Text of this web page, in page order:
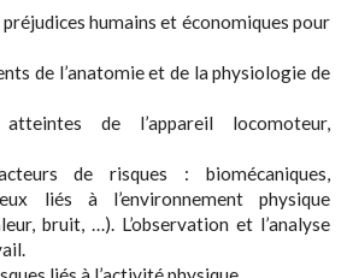
préjudices humains et économiques pour
de l’anatomie et de la physiologie de
de l’appareil locomoteur,
de risques : biomécaniques,
liés à l’environnement physique
bruit, …). L’observation et l’analyse